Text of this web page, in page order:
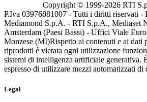
Copyright © 1999-2026 RTI
P.Iva 03976881007 - Tutti i diritti riservati -
Mediamond S.p.A. - RTI S.p.A., Mediaset
Amsterdam (Paesi Bassi) - Uffici Viale
Monzese (MI)Rispetto ai contenuti e ai dati
riprodotti è vietata ogni utilizzazione
sistemi di intelligenza artificiale generativa.
espresso di utilizzare mezzi automatizzati di
Legal